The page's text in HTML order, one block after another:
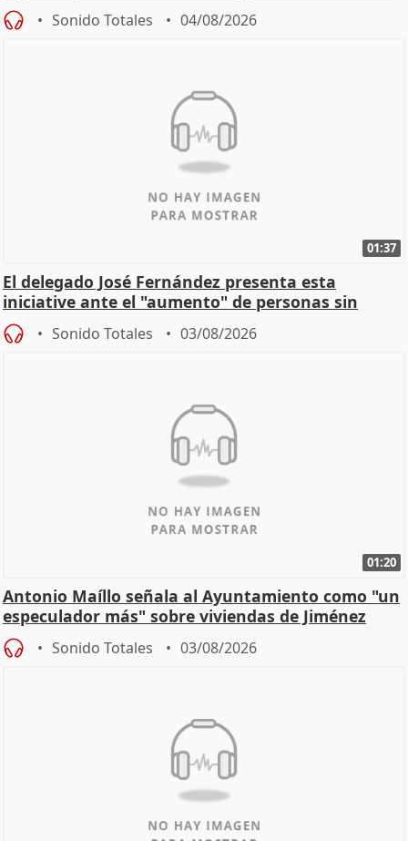
Sonido Totales 04/08/2026
01:37
El delegado José Fernández presenta esta
iniciative ante el "aumento" de personas sin
hogar en Madri
Sonido Totales 03/08/2026
01:20
Antonio Maíllo señala al Ayuntamiento como "un
especulador más" sobre viviendas de Jiménez
Becerril
Sonido Totales 03/08/2026